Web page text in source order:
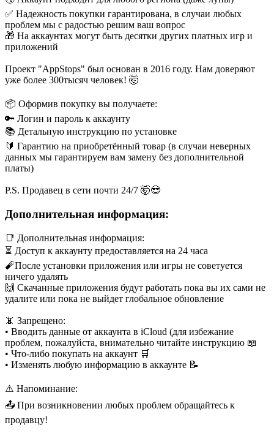
✅ Надежность покупки гарантирована, в случаи любых
проблем мы с радостью решим ваш вопрос
🎁 На аккаунтах могут быть десятки других платных игр и
приложений
Проект "AppStops" был основан в 2016 году. Нам доверяют
уже более 300тысяч человек! 🤯
📦 Оформив покупку вы получаете:
🔑 Логин и пароль к аккаунту
📚 Детальную инструкцию по установке
🔰 Гарантию на приобретённый товар (в случаи неверных
данных мы гарантируем вам замену без дополнительной
платы)
P.S. Продавец в сети почти 24/7 🤯😎
Дополнительная информация:
📑 Дополнительная информация:
⏳ Доступ к аккаунту предоставляется на 24 часа
🧨После установки приложения или игры не советуется
ничего удалять
🙌 Скачанные приложения будут работать пока вы их сами не
удалите или пока не выйдет глобальное обновление
📵 Запрещено:
• Вводить данные от аккаунта в iCloud (для избежание
проблем, пожалуйста, внимательно читайте инструкцию 📖
• Что-либо покупать на аккаунт 🛒
• Изменять любую информацию в аккаунте 📝
⚠️ Напоминание:
📤 При возникновении любых проблем обращайтесь к
продавцу!